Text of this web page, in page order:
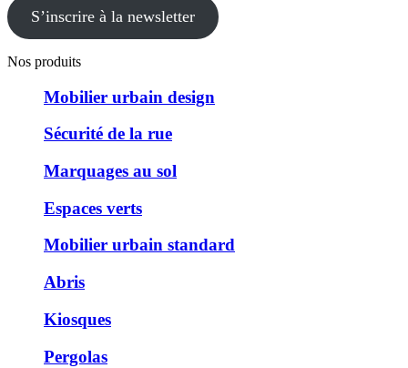
S’inscrire à la newsletter
Nos produits
Mobilier urbain design
Sécurité de la rue
Marquages au sol
Espaces verts
Mobilier urbain standard
Abris
Kiosques
Pergolas